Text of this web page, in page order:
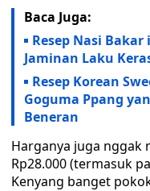
Baca Juga:
Resep Nasi
Jaminan Laku
Resep Korean
Goguma Ppang
Beneran
Harganya juga nggak
Rp28.000 (termasuk
Kenyang banget